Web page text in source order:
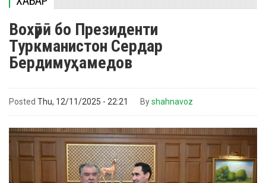
Вохӯрӣ бо Президенти
Туркманистон Сердар
Бердимуҳамедов
Posted Thu, 12/11/2025 - 22:21 Byshahnavoz